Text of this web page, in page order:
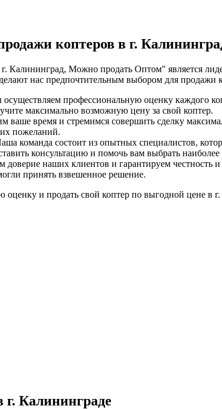
коптеров в г.
Калининград, Можно продать Оптом" является
нас предпочтительным выбором для продажи
профессиональную оценку каждого
максимально возможную цену за свой коптер.
ваше время и стремимся совершить сделку
пожеланий.
команда состоит из опытных специалистов,
консультацию и помочь вам выбрать
наших клиентов и гарантируем честность
принять взвешенное решение.
и продать свой коптер по выгодной цене в
Калининграде